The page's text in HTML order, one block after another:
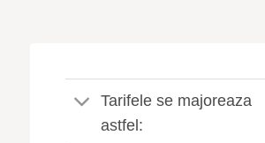
Tarifele se majoreaza
astfel: